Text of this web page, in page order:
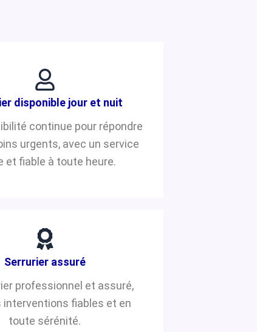
disponible jour et nuit
continue pour répondre
urgents, avec un service
et fiable à toute heure.
Serrurier assuré
professionnel et assuré,
interventions fiables et en
toute sérénité.